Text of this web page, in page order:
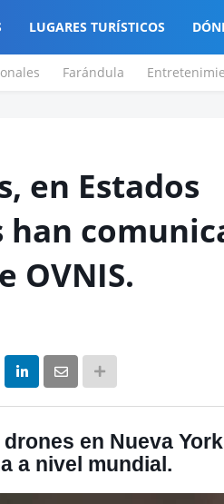
LUGARES TURÍSTICOS
Farándula
en Estados
han
OVNIS.
en Nueva
a nivel mundial.